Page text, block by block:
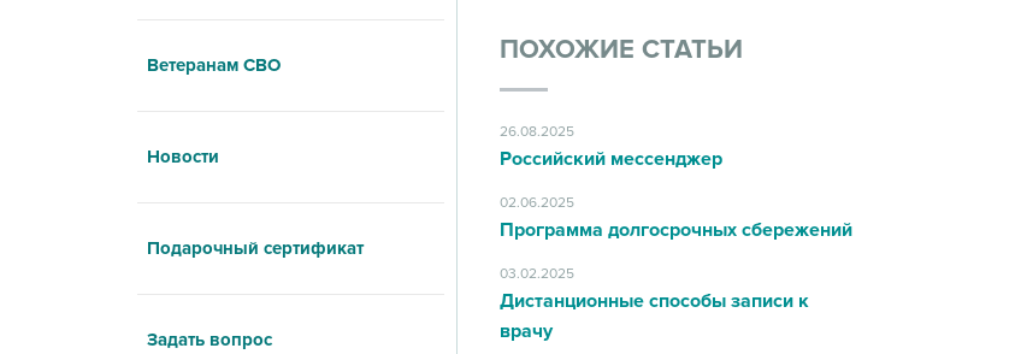
Ветеранам СВО
Новости
Подарочный сертификат
Задать вопрос
ПОХОЖИЕ СТАТЬИ
26.08.2025
Российский мессенджер
02.06.2025
Программа долгосрочных сбережений
03.02.2025
Дистанционные способы записи к
врачу